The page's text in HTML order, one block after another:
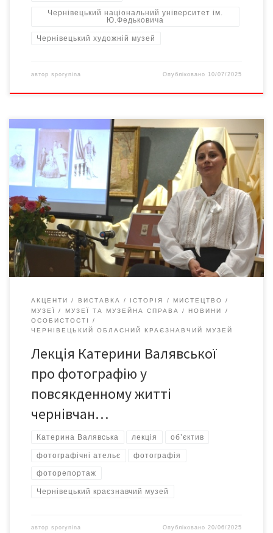
Чернівецький національний університет ім.
Ю.Федьковича
Чернівецький художній музей
автор sporynina Опубліковано 10/07/2025
17 червня 2025 -го у Чернівецькому краєзнавчому музеї
відбулася лекція «Між реальністю та ідеалом. Фотографія у
повсякденному житті чернівчан (друга половина ХІХ – початок
ХХ століття)», яку провела кандидатка історичних наук
Катерина Валявська – провідна наукова співробітниця музею.
У 1860-х роках у Відні спалахнув справжній бум на фото у
форматі […]
АКЦЕНТИ ВИСТАВКА ІСТОРІЯ
МИСТЕЦТВО
МУЗЕЇ
МУЗЕЇ ТА МУЗЕЙНА СПРАВА
НОВИНИ
ОСОБИСТОСТІ
ЧЕРНІВЕЦЬКИЙ ОБЛАСНИЙ КРАЄЗНАВЧИЙ МУЗЕЙ
Лекція Катерини Валявської
про фотографію у
повсякденному житті
чернівчан…
Катерина Валявська лекція об’єктив
фотографічні ательє фотографія
фоторепортаж
Чернівецький краєзнавчий музей
автор sporynina Опубліковано 20/06/2025